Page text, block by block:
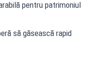
pentru patrimoniul
să găsească rapid